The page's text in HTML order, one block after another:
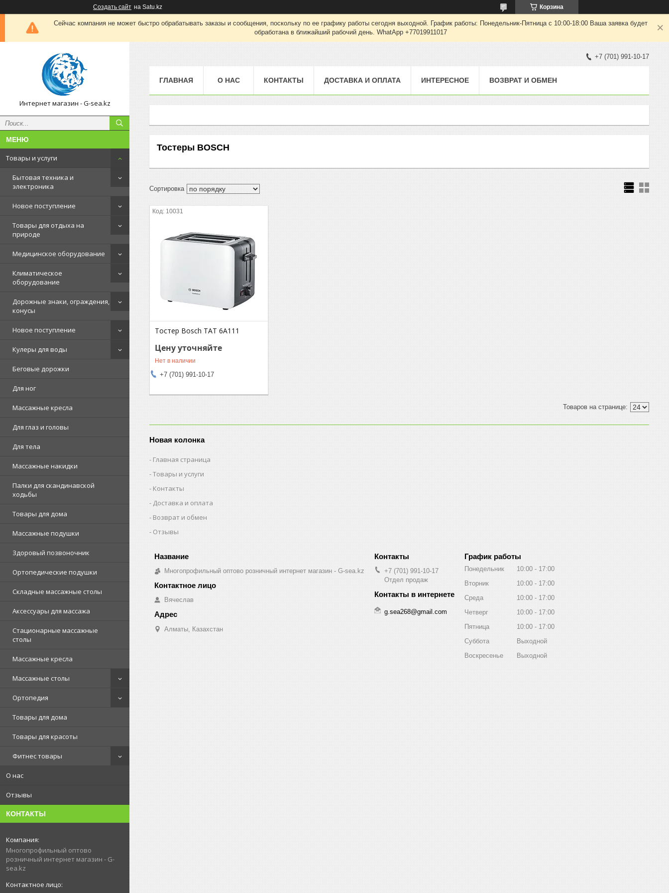
Создать сайт на Satu.kz Корзина
Сейчас компания не может быстро обрабатывать заказы и сообщения, поскольку по ее графику работы сегодня выходной. График работы: Понедельник-Пятница с 10:00-18:00 Ваша заявка будет
обработана в ближайший рабочий день. WhatApp +77019911017
Интернет магазин - G-sea.kz
Товары и услуги
Бытовая техника и
электроника
Новое поступление
Товары для отдыха на
природе
Медицинское оборудование
Климатическое
оборудование
Дорожные знаки, ограждения,
конусы
Новое поступление
Кулеры для воды
Беговые дорожки
Для ног
Массажные кресла
Для глаз и головы
Для тела
Массажные накидки
Палки для скандинавской
ходьбы
Товары для дома
Массажные подушки
Здоровый позвоночник
Ортопедические подушки
Складные массажные столы
Аксессуары для массажа
Стационарные массажные
столы
Массажные кресла
Массажные столы
Ортопедия
Товары для дома
Товары для красоты
Фитнес товары
О нас
Отзывы
КОНТАКТЫ
Многопрофильный оптово
розничный интернет магазин - G-
sea.kz
+7 (701) 991-10-17
ГЛАВНАЯ О НАС КОНТАКТЫ ДОСТАВКА И ОПЛАТА ИНТЕРЕСНОЕ ВОЗВРАТ И ОБМЕН
Тостеры BOSCH
10031
Тостер Bosch TAT 6A111
Цену уточняйте
Нет в наличии
+7 (701) 991-10-17
Новая колонка
Главная страница
Товары и услуги
Контакты
Доставка и оплата
Возврат и обмен
Отзывы
Многопрофильный оптово розничный интернет магазин - G-sea.kz
Вячеслав
Алматы, Казахстан
+7 (701) 991-10-17
Отдел продаж
g.sea268@gmail.com
График работы
Понедельник 10:00
17:00
Вторник
10:00
17:00
Среда
10:00
17:00
Четверг
10:00
17:00
Пятница
10:00
17:00
Суббота
Выходной
Воскресенье
Выходной